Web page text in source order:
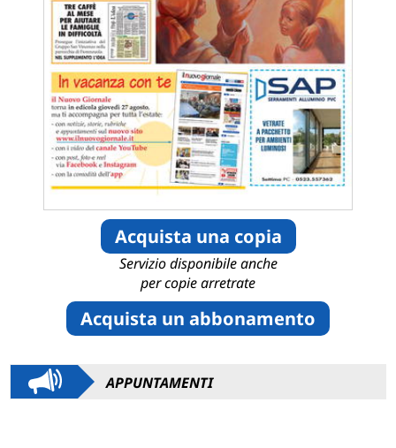
Acquista una copia
Servizio disponibile anche
per copie arretrate
Acquista un abbonamento
APPUNTAMENTI